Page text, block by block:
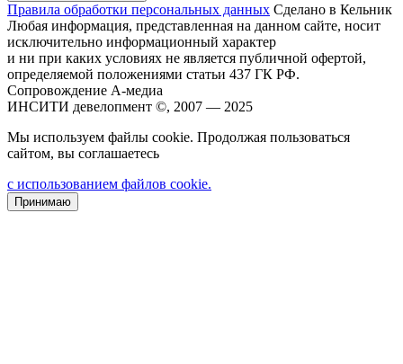
Правила обработки персональных данных Сделано в Кельник
Любая информация, представленная на данном сайте, носит
исключительно информационный характер
и ни при каких условиях не является публичной офертой,
определяемой положениями статьи 437 ГК РФ.
Сопровождение А-медиа
ИНСИТИ девелопмент ©, 2007 — 2025
Мы используем файлы cookie. Продолжая пользоваться
сайтом, вы соглашаетесь
с использованием файлов cookie.
Принимаю